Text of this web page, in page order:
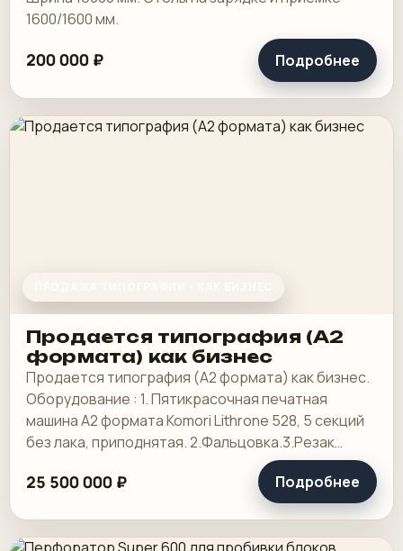
1600/1600 мм.
200 000 ₽ Подробнее
Продается типография (А2
формата) как бизнес
Продается типография (А2 формата) как бизнес.
Оборудование : 1. Пятикрасочная печатная
машина А2 формата Komori Lithrone 528, 5 секций
без лака, приподнятая. 2.Фальцовка.3.Резак
4.КБС, 5. Ламинотор, СТР. Погрузчик.
25 500 000 ₽ Подробнее